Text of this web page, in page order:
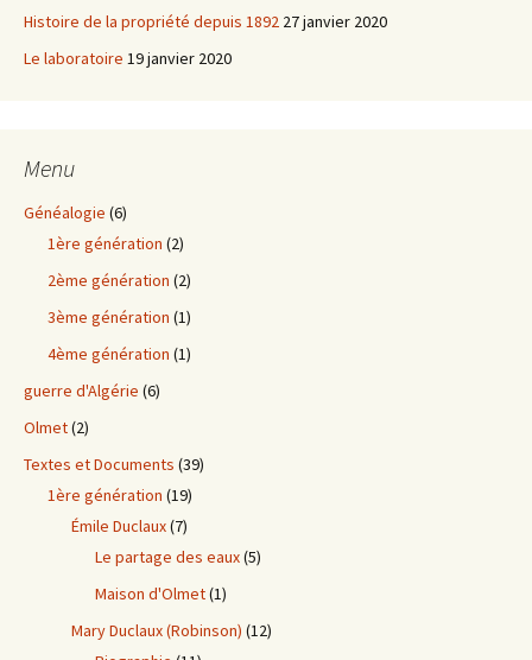
Histoire de la propriété depuis 1892 27 janvier 2020
Le laboratoire 19 janvier 2020
Menu
Généalogie (6)
1ère génération (2)
2ème génération (2)
3ème génération (1)
4ème génération (1)
guerre d'Algérie (6)
Olmet(2)
Textes et Documents (39)
1ère génération (19)
Émile Duclaux(7)
Le partage des eaux(5)
Maison d'Olmet(1)
Mary Duclaux (Robinson) (12)